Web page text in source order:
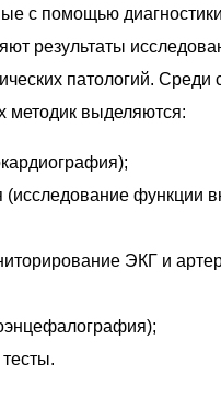
с помощью
результаты
патологий. Среди
методик выделяются:
(исследование функции
ЭКГ и